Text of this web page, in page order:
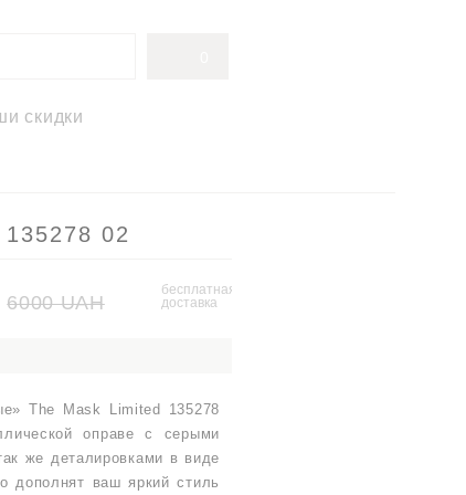
скидки
02
6000 UAH
бесплатная
доставка
The Mask Limited 135278
оправе с серыми
же деталировками в виде
дополнят ваш яркий стиль